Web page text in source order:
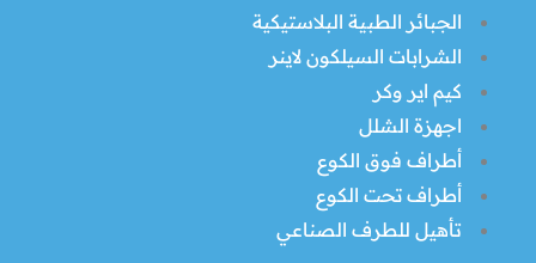
الجبائر الطبية البلاستيكية
الشرابات السيلكون لاينر
كيم اير وكر
اجهزة الشلل
أطراف فوق الكوع
أطراف تحت الكوع
تأهيل للطرف الصناعي